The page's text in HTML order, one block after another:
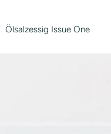
Ölsalzessig Issue One